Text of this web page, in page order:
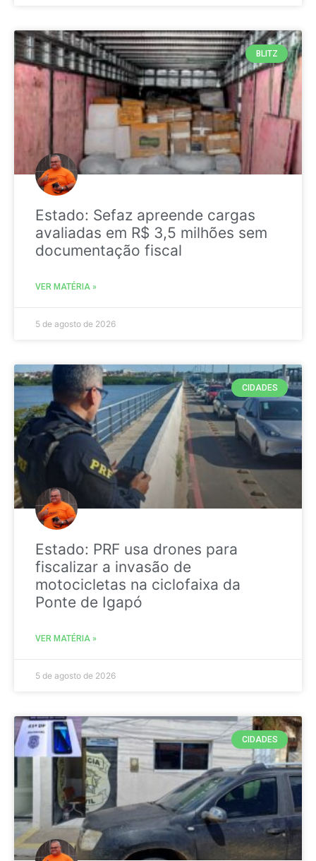
BLITZ
Estado: Sefaz apreende cargas
avaliadas em R$ 3,5 milhões sem
documentação fiscal
VER MATÉRIA »
5 de agosto de 2026
CIDADES
Estado: PRF usa drones para
fiscalizar a invasão de
motocicletas na ciclofaixa da
Ponte de Igapó
VER MATÉRIA »
5 de agosto de 2026
CIDADES